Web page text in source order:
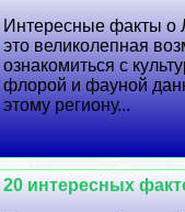
Интересные факты о
это великолепная
ознакомиться с
флорой и фауной
этому региону...
20 интересных